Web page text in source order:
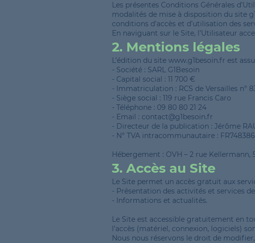
Les présentes Conditions Générales
modalités de mise à disposition du site
conditions d’accès et d’utilisation des
En naviguant sur le Site, l’Utilisateur
2. Mentions légales
L’édition du site www.g1besoin.fr est
- Société : SARL G1Besoin
- Capital social : 11 700 €
- Immatriculation : RCS de Versailles n°
- Siège social : 119 rue Francis Caro
- Téléphone : 09 80 80 21 24
- Email : contact@g1besoin.fr
- Directeur de la publication : Jérôme
- N° TVA intracommunautaire :
Hébergement : OVH – 2 rue Kellermann,
3. Accès au Site
Le Site permet un accès gratuit aux
- Présentation des activités et services de
- Informations et actualités.
Le Site est accessible gratuitement en
l’accès (matériel, connexion, logiciels)
Nous nous réservons le droit de